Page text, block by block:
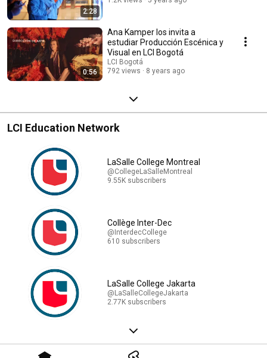
2:28
0:56
Ana Kamper los invita a
estudiar Producción Escénica y
Visual en LCI Bogotá
LCI Bogotá
792 views
8 years ago
LCI Education Network
LaSalle College Montreal
@CollegeLaSalleMontreal
9.55K subscribers
Collège Inter-Dec
@InterdecCollege
610 subscribers
LaSalle College Jakarta
@LaSalleCollegeJakarta
2.77K subscribers